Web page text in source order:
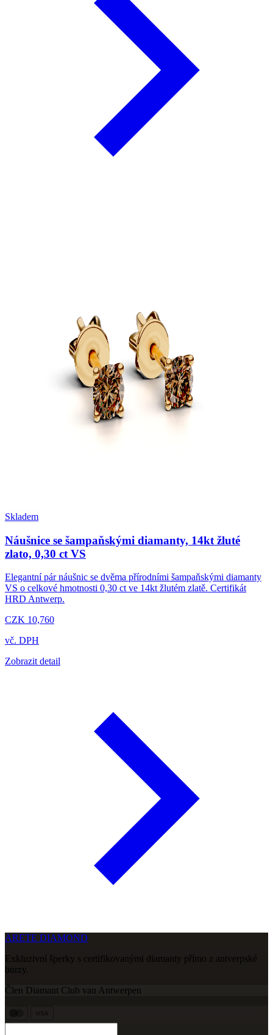
Skladem
Náušnice se šampaňskými diamanty, 14kt žluté
zlato, 0,30 ct VS
Elegantní pár náušnic se dvěma přírodními šampaňskými diamanty
VS o celkové hmotnosti 0,30 ct ve 14kt žlutém zlatě. Certifikát
HRD Antwerp.
CZK 10,760
vč. DPH
Zobrazit detail
ARETE DIAMOND
Exkluzivní šperky s certifikovanými diamanty přímo z antverpské
burzy.
Člen Diamant Club van Antwerpen